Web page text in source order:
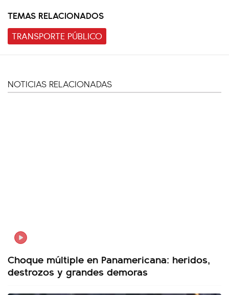
TEMAS RELACIONADOS
TRANSPORTE PÚBLICO
NOTICIAS RELACIONADAS
Choque múltiple en Panamericana: heridos,
destrozos y grandes demoras